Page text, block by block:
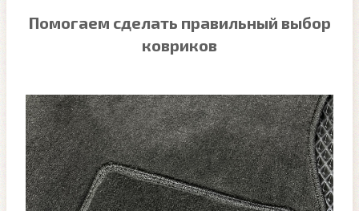
Помогаем сделать правильный выбор
ковриков